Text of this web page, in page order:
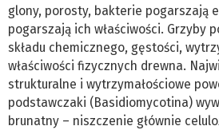
glony, porosty, bakterie pogarszają
pogarszają ich właściwości. Grzyby
składu chemicznego, gęstości,
właściwości fizycznych drewna.
strukturalne i wytrzymałościowe
podstawczaki (Basidiomycotina)
brunatny – niszczenie głównie